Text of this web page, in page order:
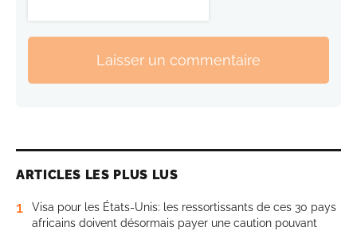
Laisser un commentaire
ARTICLES LES PLUS LUS
1
Visa pour les États-Unis: les ressortissants de ces 30 pays
africains doivent désormais payer une caution pouvant